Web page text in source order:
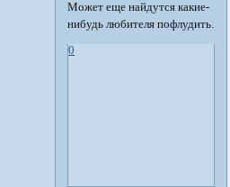
Может еще найдутся какие-
нибудь любителя пофлудить.
0